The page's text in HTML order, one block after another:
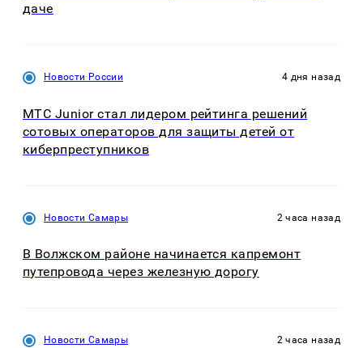
даче
Новости России 4 дня назад
МТС Junior стал лидером рейтинга решений
сотовых операторов для защиты детей от
киберпреступников
Новости Самары 2 часа назад
В Волжском районе начинается капремонт
путепровода через железную дорогу
Новости Самары 2 часа назад